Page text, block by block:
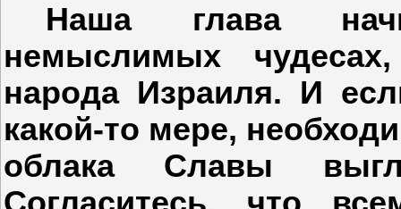
Наша глава
немыслимых
народа Израиля. И
какой-то мере,
облака Славы